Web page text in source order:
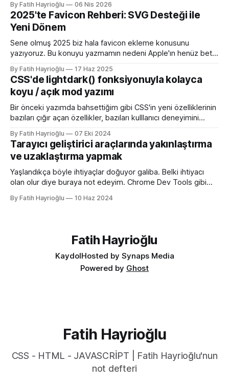
olduğunda mock server kurmak veya çeşitli kütüphanelerle
bu işi yapıyordum. Mock işini tarayıcı üzerinden yapmaya
başlayalı çok rahatladım. Süper kolaylık sağlayan bir özellik.
Genel kullanım alanları * BE
By Fatih Hayrioğlu 06 Nis 2026
2025'te Favicon Rehberi: SVG Desteği ile
Yeni Dönem
Sene olmuş 2025 biz hala favicon ekleme konusunu
yazıyoruz. Bu konuyu yazmamın nedeni Apple'ın henüz beta
oluşu. Bu vesileyle bilgileri tazelemekte fayda var. favicon,
web sitelerinin tarayıcının sayfa, sekme ve yerimi kısmında
gösterilen küçük simgelerdir. Aslında favori ikon dosyaları
By Fatih Hayrioğlu 17 Haz 2025
CSS'de lightdark() fonksiyonuyla kolayca
koyu / açık mod yazımı
Bir önceki yazımda bahsettiğim gibi CSS'in yeni özelliklerinin
bazıları çığır açan özellikler, bazıları kulllanıcı deneyimini
fonksiyonu gibi yazım kolaylığı sağlayan özellikler. lightdark()
fonksiyonu mevcut uyumlu web yazımındaki büyük sorun
olan aşağıdaki kullanımı daha anlaşılır ve düzenli hale
getirmeye yarıyor. :root { color-scheme:
By Fatih Hayrioğlu 07 Eki 2024
Tarayıcı geliştirici araçlarında yakınlaştırma
ve uzaklaştırma yapmak
Yaşlandıkça böyle ihtiyaçlar doğuyor galiba. Belki ihtiyacı
olan olur diye buraya not edeyim. Chrome Dev Tools gibi
küçük mesela :) Yazı boyutlarını büyütmek için Cmd + + and
By Fatih Hayrioğlu 10 Haz 2024
Fatih Hayrioğlu
KaydolHosted by Synaps Media
Powered by Ghost
Fatih Hayrioğlu
CSS - HTML - JAVASCRİPT | Fatih Hayrioğlu'nun
not defteri